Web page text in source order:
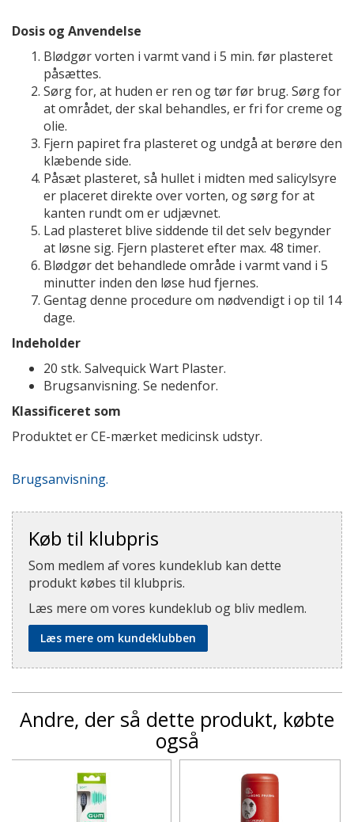
Dosis og Anvendelse
Blødgør vorten i varmt vand i 5 min. før plasteret
påsættes.
Sørg for, at huden er ren og tør før brug. Sørg for
at området, der skal behandles, er fri for creme og
olie.
Fjern papiret fra plasteret og undgå at berøre den
klæbende side.
Påsæt plasteret, så hullet i midten med salicylsyre
er placeret direkte over vorten, og sørg for at
kanten rundt om er udjævnet.
Lad plasteret blive siddende til det selv begynder
at løsne sig. Fjern plasteret efter max. 48 timer.
Blødgør det behandlede område i varmt vand i 5
minutter inden den løse hud fjernes.
Gentag denne procedure om nødvendigt i op til 14
dage.
Indeholder
20 stk. Salvequick Wart Plaster.
Brugsanvisning. Se nedenfor.
Klassificeret som
Produktet er CE-mærket medicinsk udstyr.
Brugsanvisning.
Køb til klubpris
Som medlem af vores kundeklub kan dette
produkt købes til klubpris.
Læs mere om vores kundeklub og bliv medlem.
Læs mere om kundeklubben
Andre, der så dette produkt, købte
også